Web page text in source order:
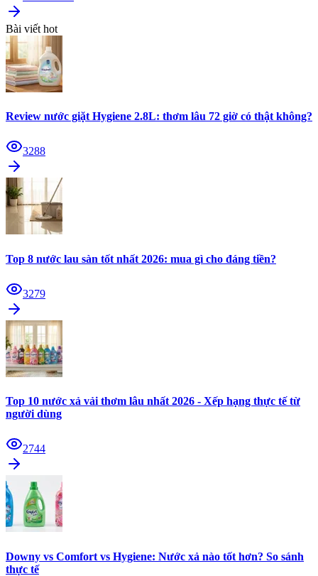
Bài viết hot
Review nước giặt Hygiene 2.8L: thơm lâu 72 giờ có thật không?
3288
Top 8 nước lau sàn tốt nhất 2026: mua gì cho đáng tiền?
3279
Top 10 nước xả vải thơm lâu nhất 2026 - Xếp hạng thực tế từ
người dùng
2744
Downy vs Comfort vs Hygiene: Nước xả nào tốt hơn? So sánh
thực tế